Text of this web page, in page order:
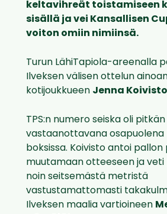
keltavihreät toistamiseen
sisällä ja vei Kansallisen
voiton omiin nimiinsä.
Turun LähiTapiola-areenalla
Ilveksen välisen ottelun
kotijoukkueen Jenna Koivisto
TPS:n numero seiska oli
vastaanottavana osapuolena
boksissa. Koivisto antoi
muutamaan otteeseen ja veti
noin seitsemästä metristä
vastustamattomasti
Ilveksen maalia vartioineen